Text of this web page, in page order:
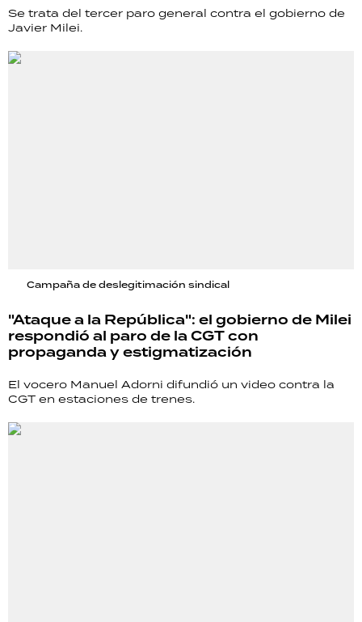
Se trata del tercer paro general contra el gobierno de
Javier Milei.
Campaña de deslegitimación sindical
"Ataque a la República": el gobierno de Milei
respondió al paro de la CGT con
propaganda y estigmatización
El vocero Manuel Adorni difundió un video contra la
CGT en estaciones de trenes.